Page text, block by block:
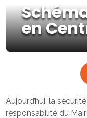
en
Aujourd’hui, la
responsabilité du